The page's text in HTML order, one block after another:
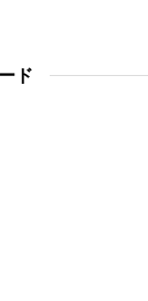
ド